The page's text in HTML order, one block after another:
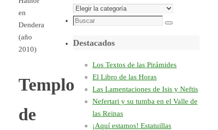
en
Dendera
(año
2010)
Templo
de
Secciones
Búsqueda
Buscar
Destacados
Los Textos de las Pirámides
El Libro de las Horas
Las Lamentaciones de Isis y Neftis
Nefertari y su tumba en el Valle de
las Reinas
¡Aquí estamos! Estatuillas